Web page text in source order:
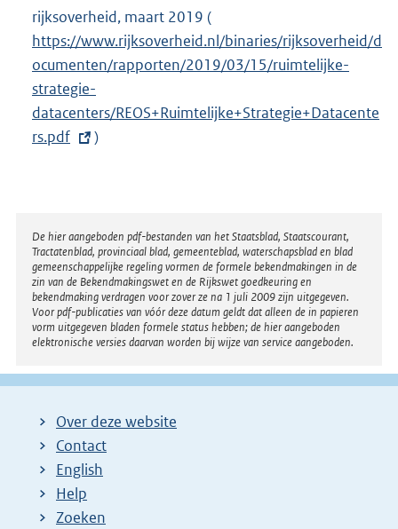
i
n
:
rijksoverheid, maart 2019 (
x
t
r
n
k
:
https://www.rijksoverheid.nl/binaries/rijksoverheid/d
ocumenten/rapporten/2019/03/15/ruimtelijke-
strategie-
datacenters/REOS+Ruimtelijke+Strategie+Datacente
rs.pdf
)
Disclaimer
De hier aangeboden pdf-bestanden van het Staatsblad, Staatscourant,
Tractatenblad, provinciaal blad, gemeenteblad, waterschapsblad en blad
gemeenschappelijke regeling vormen de formele bekendmakingen in de
zin van de Bekendmakingswet en de Rijkswet goedkeuring en
bekendmaking verdragen voor zover ze na 1 juli 2009 zijn uitgegeven.
Voor pdf-publicaties van vóór deze datum geldt dat alleen de in papieren
vorm uitgegeven bladen formele status hebben; de hier aangeboden
elektronische versies daarvan worden bij wijze van service aangeboden.
Over deze website
Contact
English
Help
Zoeken